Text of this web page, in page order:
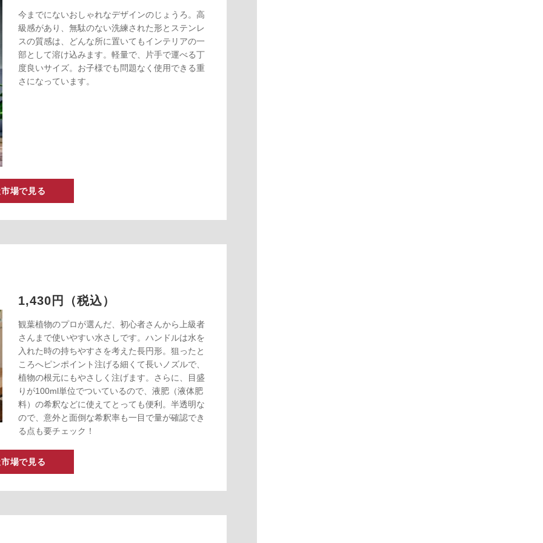
今までにないおしゃれなデザインのじょうろ。高
級感があり、無駄のない洗練された形とステンレ
スの質感は、どんな所に置いてもインテリアの一
部として溶け込みます。軽量で、片手で運べる丁
度良いサイズ。お子様でも問題なく使用できる重
さになっています。
場で見る
1,430円（税込）
観葉植物のプロが選んだ、初心者さんから上級者
さんまで使いやすい水さしです。ハンドルは水を
入れた時の持ちやすさを考えた長円形。狙ったと
ころへピンポイント注げる細くて長いノズルで、
植物の根元にもやさしく注げます。さらに、目盛
りが100ml単位でついているので、液肥（液体肥
料）の希釈などに使えてとっても便利。半透明な
ので、意外と面倒な希釈率も一目で量が確認でき
る点も要チェック！
場で見る